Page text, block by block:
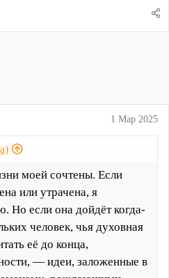
1 Мар 2025
моей сочтены. Если
или утрачена, я
Но если она дойдёт когда-
человек, чья духовная
её до конца,
— идеи, заложенные в